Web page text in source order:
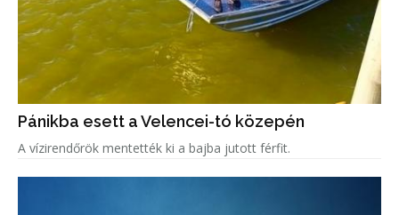
Pánikba esett a Velencei-tó közepén
A vízirendőrök mentették ki a bajba jutott férfit.